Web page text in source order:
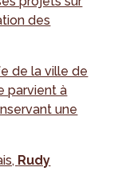
des
de la ville de
parvient à
une
Rudy